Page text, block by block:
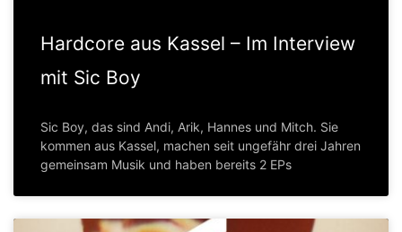
Hardcore aus Kassel – Im Interview
mit Sic Boy
Sic Boy, das sind Andi, Arik, Hannes und Mitch. Sie
kommen aus Kassel, machen seit ungefähr drei Jahren
gemeinsam Musik und haben bereits 2 EPs